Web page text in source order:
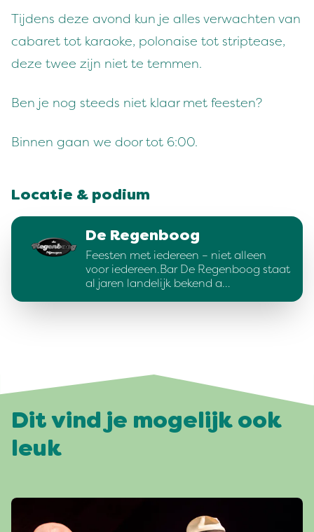
Tijdens deze avond kun je alles verwachten van
cabaret tot karaoke, polonaise tot striptease,
deze twee zijn niet te temmen.
Ben je nog steeds niet klaar met feesten?
Binnen gaan we door tot 6:00.
Locatie & podium
De Regenboog
Feesten met iedereen – niet alleen
voor iedereen.Bar De Regenboog staat
al jaren landelijk bekend a…
Dit vind je mogelijk ook
leuk